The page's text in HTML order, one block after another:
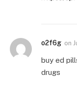
o2f6g on
buy ed
drugs